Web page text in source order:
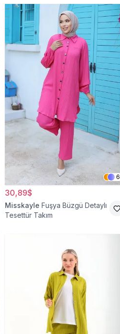
6
30,89$
Misskayle Fuşya Büzgü Detaylı
Tesettür Takım